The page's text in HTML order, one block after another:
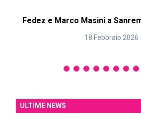
Fedez e Marco Masini a
18 Febbraio 2026
ULTIME NEWS